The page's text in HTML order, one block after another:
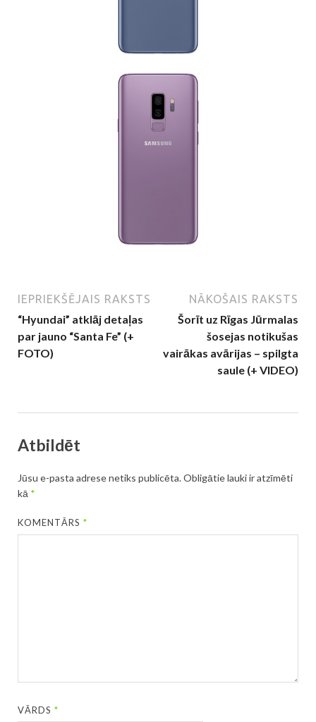
IEPRIEKŠĒJAIS RAKSTS
“Hyundai” atklāj detaļas
par jauno “Santa Fe” (+
FOTO)
NĀKOŠAIS RAKSTS
Šorīt uz Rīgas Jūrmalas
šosejas notikušas
vairākas avārijas – spilgta
saule (+ VIDEO)
Atbildēt
Jūsu e-pasta adrese netiks publicēta.Obligātie lauki ir atzīmēti
kā *
KOMENTĀRS*
VĀRDS*